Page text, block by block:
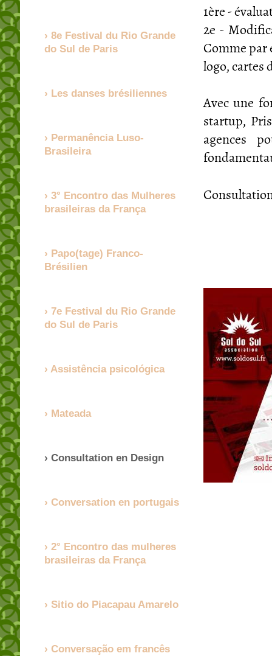
1ère -
2e -
Comme
logo, cartes
Avec une
startup,
agences
8e Festival du Rio Grande
do Sul de Paris
Les danses brésiliennes
Permanência Luso-
Brasileira
3° Encontro das Mulheres
brasileiras da França
Papo(tage) Franco-
Brésilien
7e Festival du Rio Grande
do Sul de Paris
Assistência psicológica
Mateada
Consultation en Design
Conversation en portugais
2° Encontro das mulheres
brasileiras da França
Sitio do Piacapau Amarelo
Conversação em francês